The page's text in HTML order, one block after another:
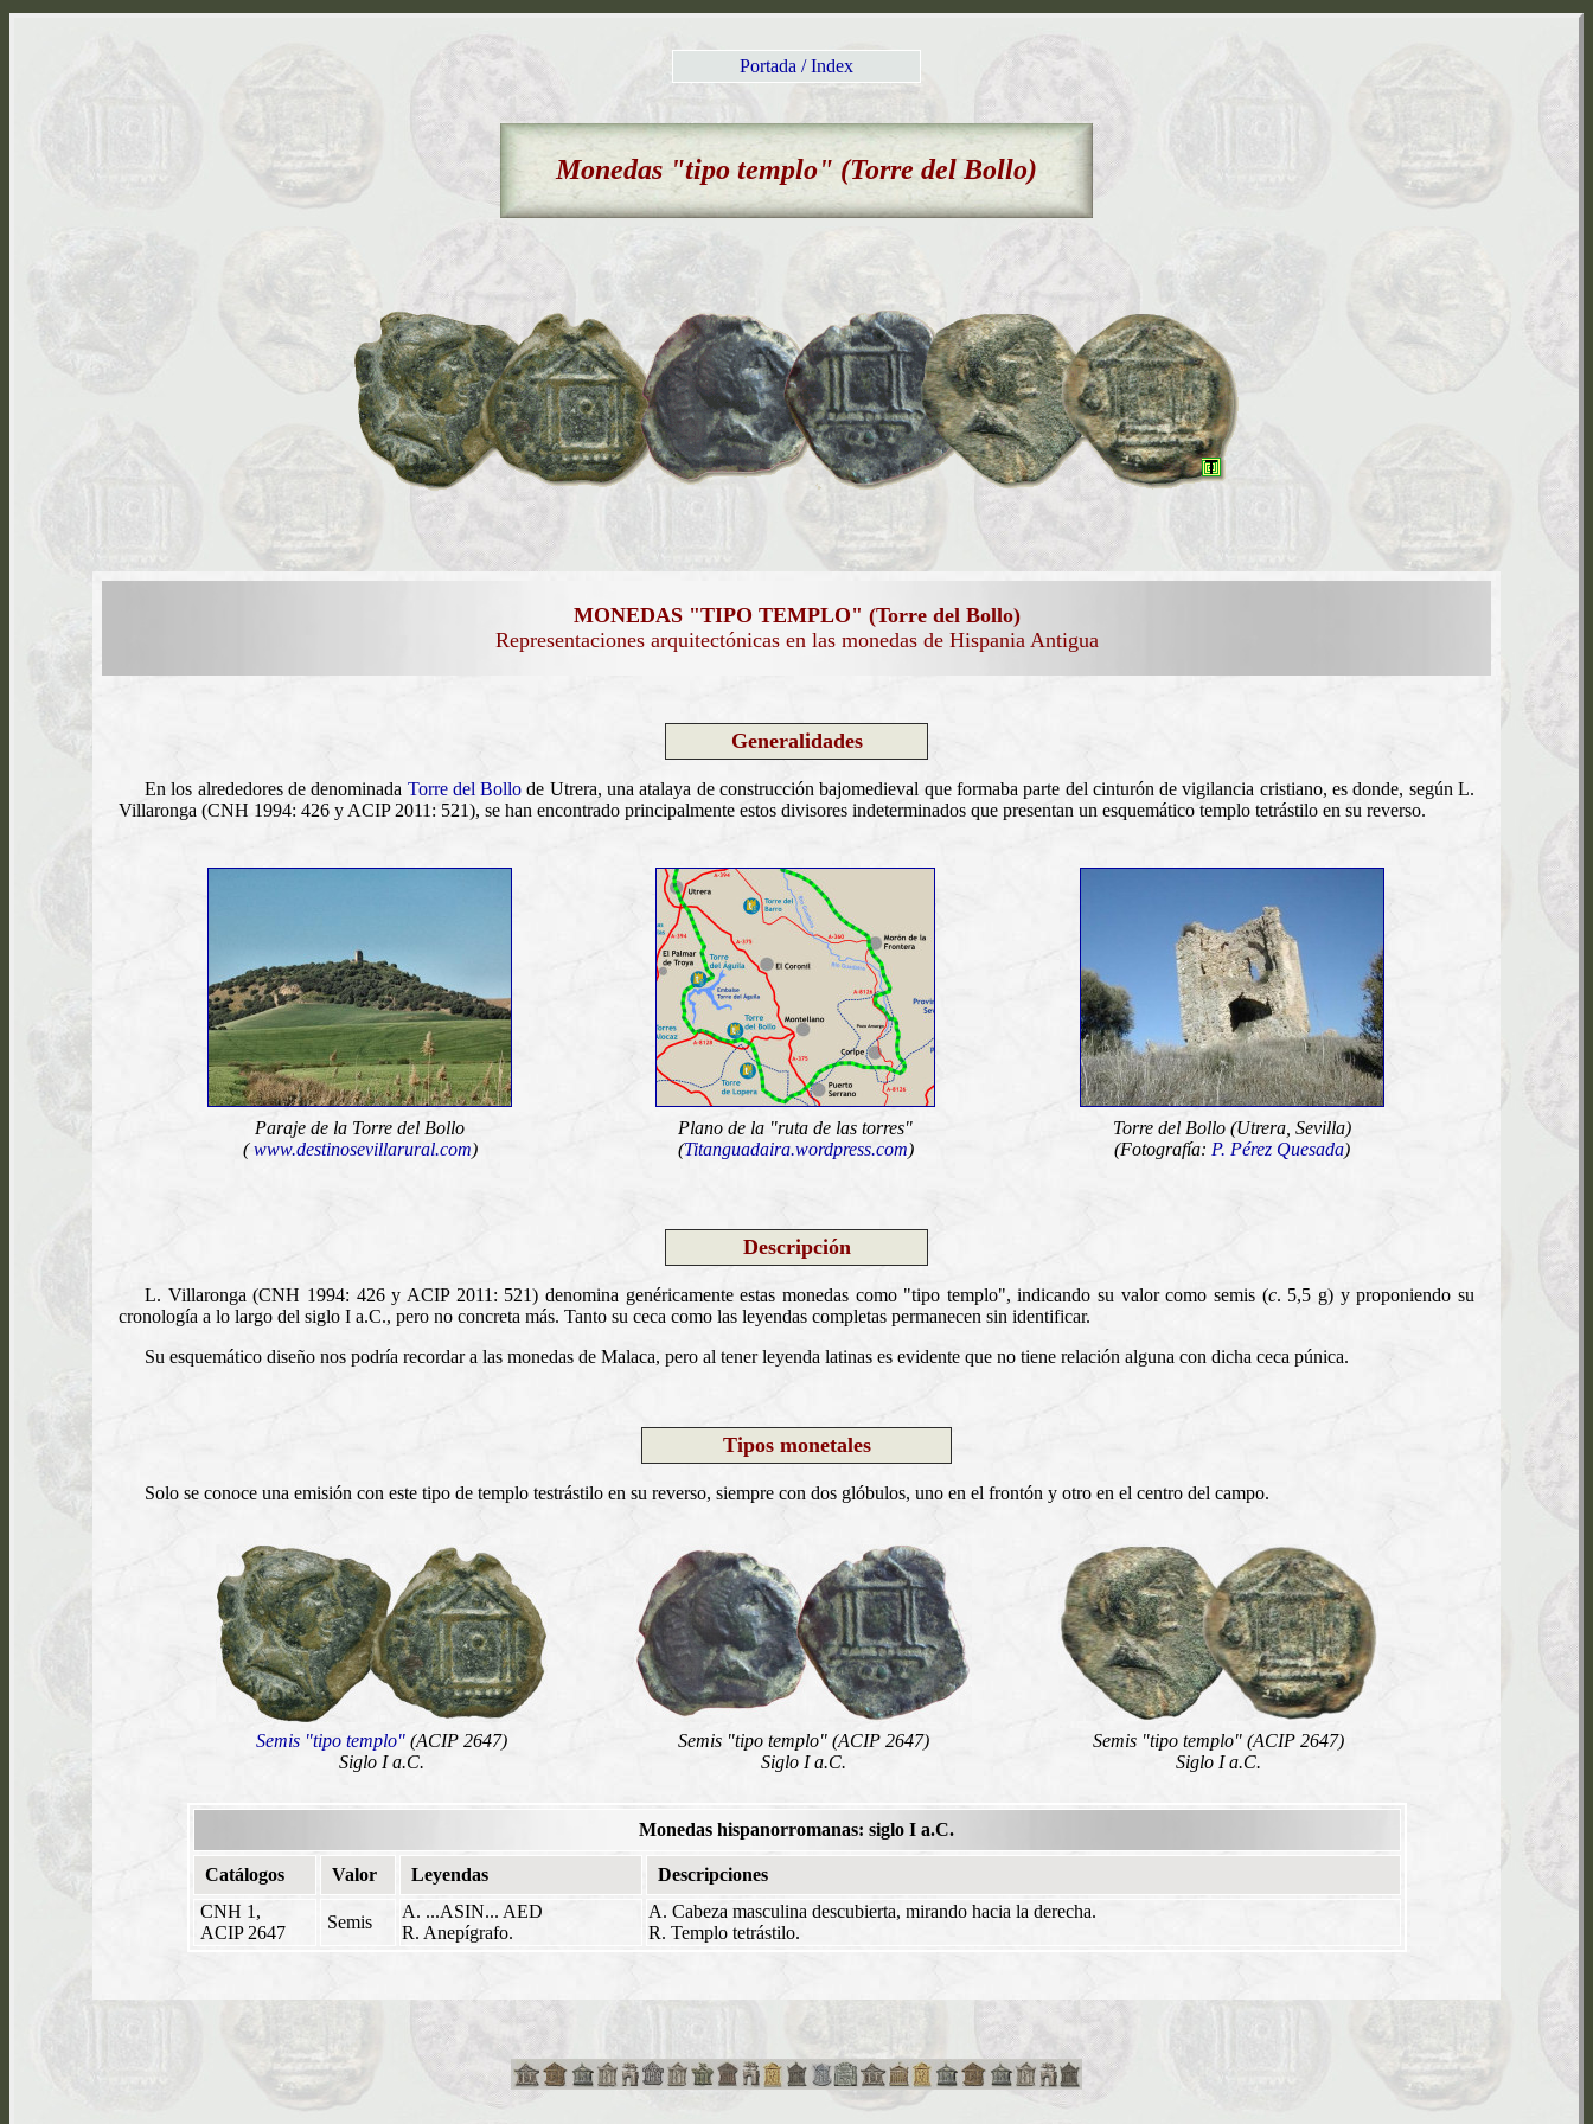
Portada / Index
Monedas "tipo templo" (Torre del Bollo)
MONEDAS "TIPO TEMPLO" (Torre del Bollo)
Representaciones arquitectónicas en las monedas de Hispania Antigua
Generalidades
En los alrededores de denominada Torre del Bollo de Utrera, una atalaya de construcción bajomedieval que formaba parte del cinturón de vigilancia cristiano, es donde, según L.
Villaronga (CNH 1994: 426 y ACIP 2011: 521), se han encontrado principalmente estos divisores indeterminados que presentan un esquemático templo tetrástilo en su reverso.
Paraje de la Torre del Bollo
(www.destinosevillarural.com)
Plano de la "ruta de las torres"
(Titanguadaira.wordpress.com)
Torre del Bollo (Utrera, Sevilla)
(Fotografía: P. Pérez Quesada)
Descripción
L. Villaronga (CNH 1994: 426 y ACIP 2011: 521) denomina genéricamente estas monedas como "tipo templo", indicando su valor como semis (c. 5,5 g) y proponiendo su
cronología a lo largo del siglo I a.C., pero no concreta más. Tanto su ceca como las leyendas completas permanecen sin identificar.
Su esquemático diseño nos podría recordar a las monedas de Malaca, pero al tener leyenda latinas es evidente que no tiene relación alguna con dicha ceca púnica.
Tipos monetales
Solo se conoce una emisión con este tipo de templo testrástilo en su reverso, siempre con dos glóbulos, uno en el frontón y otro en el centro del campo.
Semis "tipo templo" (ACIP 2647)
Siglo I a.C.
Semis "tipo templo" (ACIP 2647)
Siglo I a.C.
Semis "tipo templo" (ACIP 2647)
Siglo I a.C.
Monedas hispanorromanas: siglo I a.C.
Catálogos Valor Leyendas
Descripciones
CNH 1,
ACIP 2647
Semis
A. ...ASIN... AED
R. Anepígrafo.
A. Cabeza masculina descubierta, mirando hacia la derecha.
R. Templo tetrástilo.